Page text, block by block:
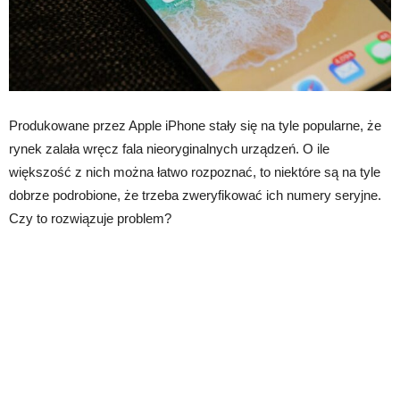
Produkowane przez Apple iPhone stały się na tyle popularne, że
rynek zalała wręcz fala nieoryginalnych urządzeń. O ile
większość z nich można łatwo rozpoznać, to niektóre są na tyle
dobrze podrobione, że trzeba zweryfikować ich numery seryjne.
Czy to rozwiązuje problem?